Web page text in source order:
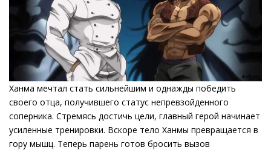
Ханма мечтал стать сильнейшим и однажды победить
своего отца, получившего статус непревзойденного
соперника. Стремясь достичь цели, главный герой начинает
усиленные тренировки. Вскоре тело Ханмы превращается в
гору мышц. Теперь парень готов бросить вызов